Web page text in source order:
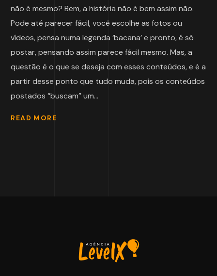
não é mesmo? Bem, a história não é bem assim não.
Pode até parecer fácil, você escolhe as fotos ou
vídeos, pensa numa legenda ‘bacana’ e pronto, é só
postar, pensando assim parece fácil mesmo. Mas, a
questão é o que se deseja com esses conteúdos, e é a
partir desse ponto que tudo muda, pois os conteúdos
postados “buscam” um...
READ MORE